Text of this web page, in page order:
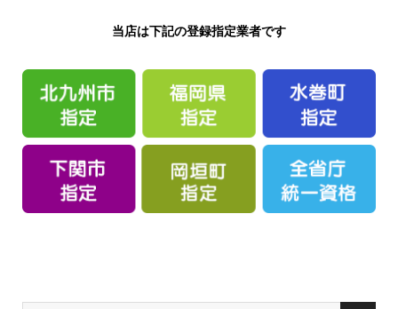
当店は下記の登録指定業者です